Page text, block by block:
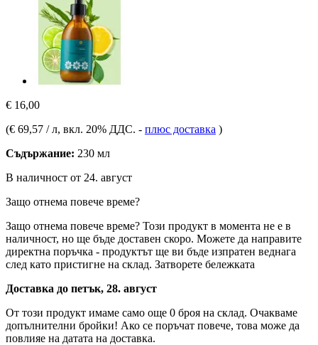
€ 16,00
(€ 69,57 / л, вкл. 20% ДДС. - плюс доставка )
Съдържание: 230 мл
В наличност от 24. август
Защо отнема повече време?
Защо отнема повече време? Този продукт в момента не е в
наличност, но ще бъде доставен скоро. Можете да направите
директна поръчка - продуктът ще ви бъде изпратен веднага
след като пристигне на склад. Затворете бележката
Доставка до петък, 28. август
От този продукт имаме само още 0 броя на склад. Очакваме
допълнителни бройки! Ако се поръчат повече, това може да
повлияе на датата на доставка.